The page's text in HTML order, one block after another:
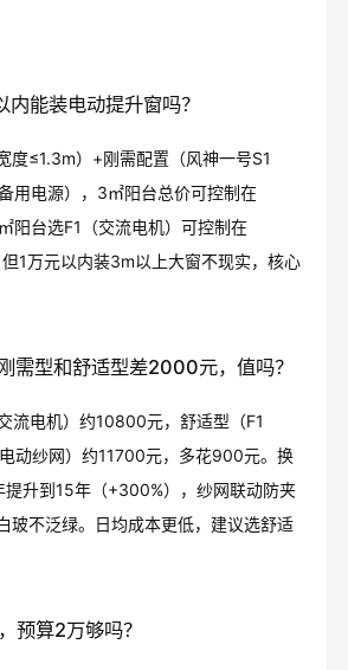
内能装电动提升窗吗？
度≤1.3m）+刚需配置（风神一号S1
用电源），3㎡阳台总价可控制在
台选F1（交流电机）可控制在
1万元以内装3m以上大窗不现实，核心
需型和舒适型差2000元，值吗？
流电机）约10800元，舒适型（F1
动纱网）约11700元，多花900元。换
升到15年（+300%），纱网联动防夹
玻不泛绿。日均成本更低，建议选舒适
预算2万够吗？